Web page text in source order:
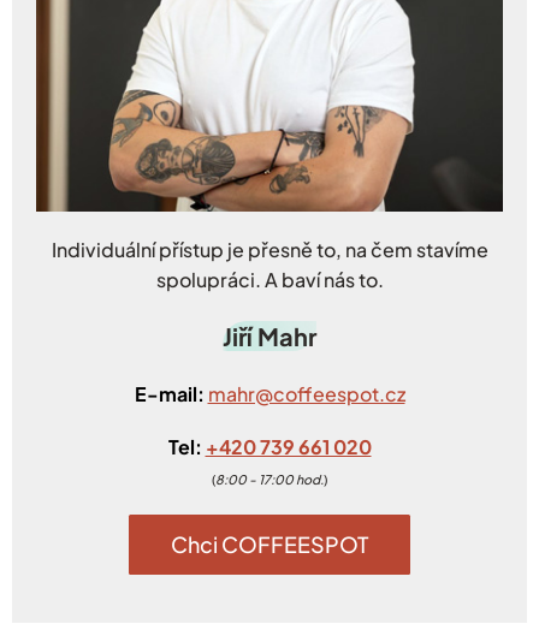
Individuální přístup je přesně to, na čem stavíme
spolupráci. A baví nás to.
Jiří Mahr
E-mail: mahr@coffeespot.cz
Tel: +420 739 661 020
(8:00 - 17:00 hod.)
Chci COFFEESPOT